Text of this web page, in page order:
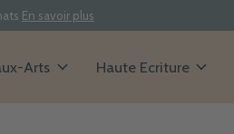
En savoir plus
Arts Haute Ecriture